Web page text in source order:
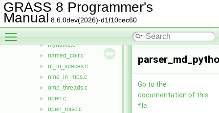
GRASS 8 Programmer's
Manual 8.6.0dev(2026)-d1f10cec60
► mapset.c
► mapset_msc.c
► mapset_nme.c
► myname.c
► named_colr.c
► nl_to_spaces.c
► nme_in_mps.c
► omp_threads.c
► open.c
► open_misc.c
Go to the
documentation of this
file.